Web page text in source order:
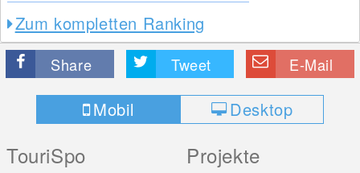
Zum kompletten Ranking
Share Tweet E-Mail
Mobil Desktop
TouriSpo Projekte